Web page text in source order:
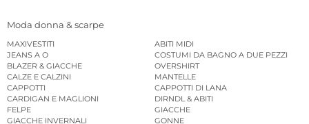
Moda donna & scarpe
MAXIVESTITI
ABITI MIDI
JEANS A O
COSTUMI DA BAGNO A DUE PEZZI
BLAZER & GIACCHE
OVERSHIRT
CALZE E CALZINI
MANTELLE
CAPPOTTI
CAPPOTTI DI LANA
CARDIGAN E MAGLIONI
DIRNDL & ABITI
FELPE
GIACCHE
GIACCHE INVERNALI
GONNE